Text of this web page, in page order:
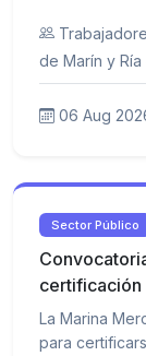
de Marín y
06 Aug
Sector Público
certificación
La Marina
para